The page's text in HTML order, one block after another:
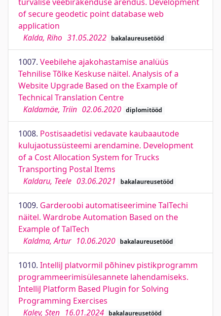
of secure geodetic point database web
application
Kalda, Riho 31.05.2022 bakalaureusetööd
1007. Veebilehe ajakohastamise analüüs
Tehnilise Tõlke Keskuse näitel. Analysis of a
Website Upgrade Based on the Example of
Technical Translation Centre
Kaldamäe, Triin 02.06.2020 diplomitööd
1008. Postisaadetisi vedavate kaubaautode
kulujaotussüsteemi arendamine. Development
of a Cost Allocation System for Trucks
Transporting Postal Items
Kaldaru, Teele 03.06.2021 bakalaureusetööd
1009. Garderoobi automatiseerimine TalTechi
näitel. Wardrobe Automation Based on the
Example of TalTech
Kaldma, Artur 10.06.2020 bakalaureusetööd
1010. IntelliJ platvormil põhinev pistikprogramm
programmeerimisülesannete lahendamiseks.
IntelliJ Platform Based Plugin for Solving
Programming Exercises
Kalev, Sten 16.01.2024 bakalaureusetööd